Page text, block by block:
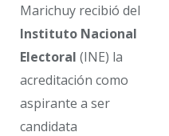
Marichuy recibió del
Instituto Nacional
Electoral (INE) la
acreditación como
aspirante a ser
candidata